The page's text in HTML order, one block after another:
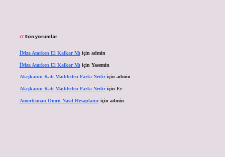
Son yorumlar
İMza Atarken El Kalkar Mıiçin admin
İMza Atarken El Kalkar Mıiçin Yasemin
Akışkanın Katı Maddeden Farkı Nediriçin admin
Akışkanın Katı Maddeden Farkı Nediriçin Er
Amortisman Ömrü Nasıl Hesaplanıriçin admin